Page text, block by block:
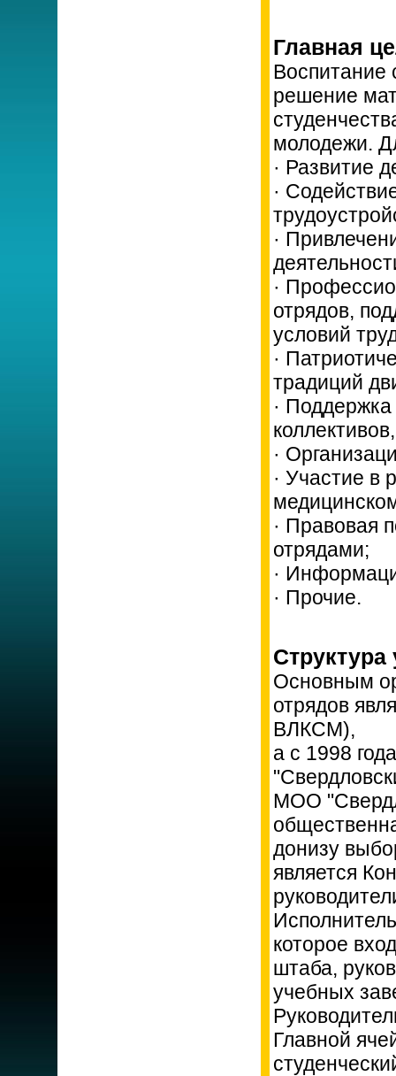
Главная
Воспитание
решение
молодежи.
· Развитие
·
·
·
отрядов,
условий
·
традиций
·
·
· Участие в
· Правовая
отрядами;
·
· Прочие.
Основным
отрядов
ВЛКСМ),
а с 1998
МОО
донизу
является
которое
штаба,
учебных
Главной